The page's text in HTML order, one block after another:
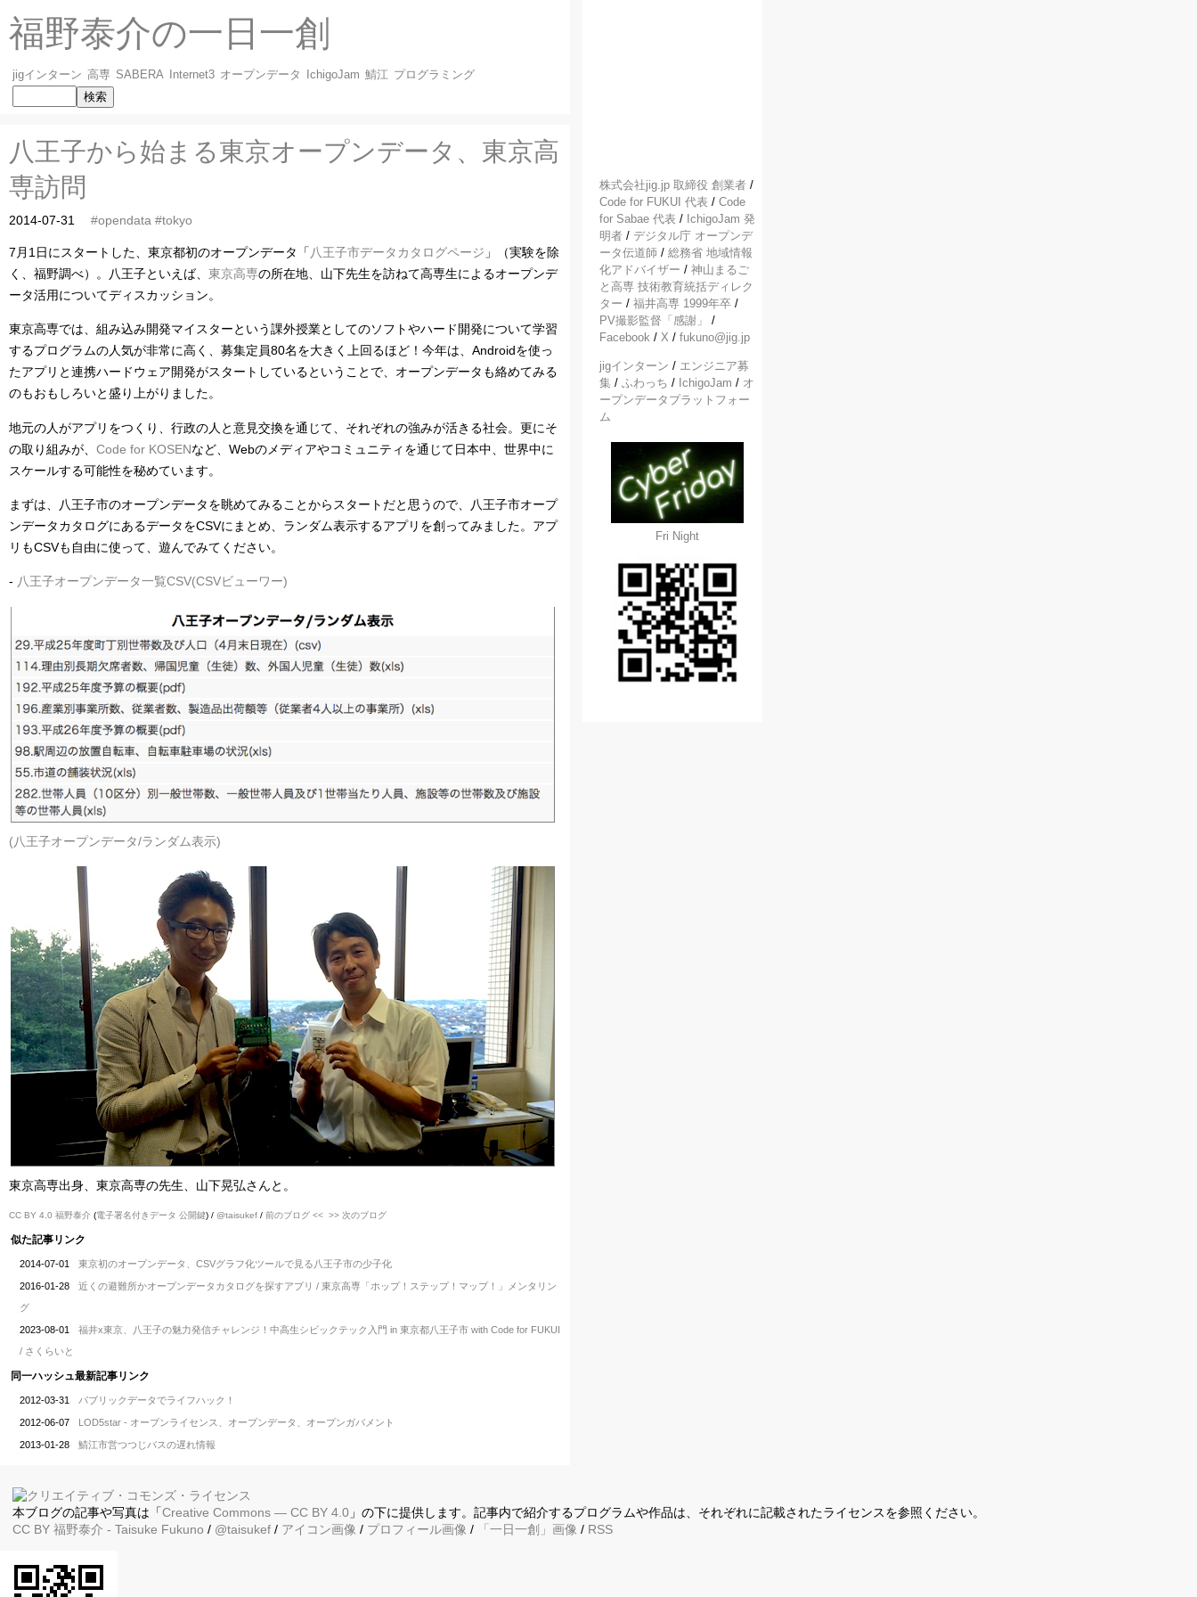
福野泰介の一日一創
jigインターン 高専 SABERA Internet3 オープンデータ IchigoJam 鯖江 プログラミング
八王子から始まる東京オープンデータ、東京高
専訪問
2014-07-31 #opendata #tokyo
7月1日にスタートした、東京都初のオープンデータ「 八王子市データカタログページ 」（実験を除
く、福野調べ）。八王子といえば、 東京高専の所在地、山下先生を訪ねて高専生によるオープンデ
ータ活用についてディスカッション。
東京高専では、組み込み開発マイスターという課外授業としてのソフトやハード開発について学習
するプログラムの人気が非常に高く、募集定員80名を大きく上回るほど！今年は、Androidを使っ
たアプリと連携ハードウェア開発がスタートしているということで、オープンデータも絡めてみる
のもおもしろいと盛り上がりました。
地元の人がアプリをつくり、行政の人と意見交換を通じて、それぞれの強みが活きる社会。更にそ
の取り組みが、 Code for KOSENなど、Webのメディアやコミュニティを通じて日本中、世界中に
スケールする可能性を秘めています。
まずは、八王子市のオープンデータを眺めてみることからスタートだと思うので、八王子市オープ
ンデータカタログにあるデータをCSVにまとめ、ランダム表示するアプリを創ってみました。アプ
リもCSVも自由に使って、遊んでみてください。
- 八王子オープンデータ一覧CSV(CSVビューワー)
(八王子オープンデータ/ランダム表示)
東京高専出身、東京高専の先生、山下晃弘さんと。
CC BY 4.0 福野泰介 (電子署名付きデータ 公開鍵) / @taisukef / 前のブログ << >> 次のブログ
似た記事リンク
2014-07-01 東京初のオープンデータ、CSVグラフ化ツールで見る八王子市の少子化
2016-01-28
近くの避難所かオープンデータカタログを探すアプリ / 東京高専「ホップ！ステップ！マップ！」メンタリン
グ
2023-08-01
福井x東京、八王子の魅力発信チャレンジ！中高生シビックテック入門 in 東京都八王子市 with Code for FUKUI
/ さくらいと
同一ハッシュ最新記事リンク
2012-03-31 パブリックデータでライフハック！
2012-06-07 LOD5star - オープンライセンス、オープンデータ、オープンガバメント
2013-01-28 鯖江市営つつじバスの遅れ情報
株式会社jig.jp 取締役 創業者 /
Code for FUKUI 代表 / Code
for Sabae 代表 / IchigoJam 発
明者 / デジタル庁 オープンデ
ータ伝道師 / 総務省 地域情報
化アドバイザー / 神山まるご
と高専 技術教育統括ディレク
ター / 福井高専 1999年卒 /
PV撮影監督「感謝」
/
Facebook / X / fukuno@jig.jp
jigインターン / エンジニア募
集 / ふわっち / IchigoJam / オ
ープンデータプラットフォー
ム
Fri Night
本ブログの記事や写真は「Creative Commons — CC BY 4.0 」の下に提供します。記事内で紹介するプログラムや作品は、それぞれに記載されたライセンスを参照ください。
CC BY 福野泰介 - Taisuke Fukuno / @taisukef / アイコン画像 / プロフィール画像 / 「一日一創」画像 / RSS